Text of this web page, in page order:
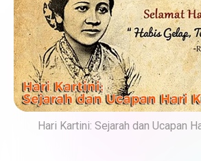
Hari Kartini: Sejarah dan Ucapan